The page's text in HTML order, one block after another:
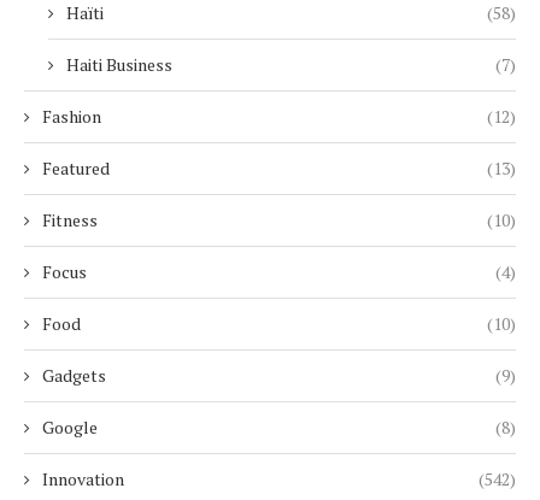
Haïti (58)
Haiti Business (7)
Fashion (12)
Featured (13)
Fitness (10)
Focus (4)
Food (10)
Gadgets (9)
Google (8)
Innovation (542)